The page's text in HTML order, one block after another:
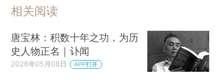
相关阅读
唐宝林：积数十年之功，为历
史人物正名｜讣闻
2026年05月08日 APP打开